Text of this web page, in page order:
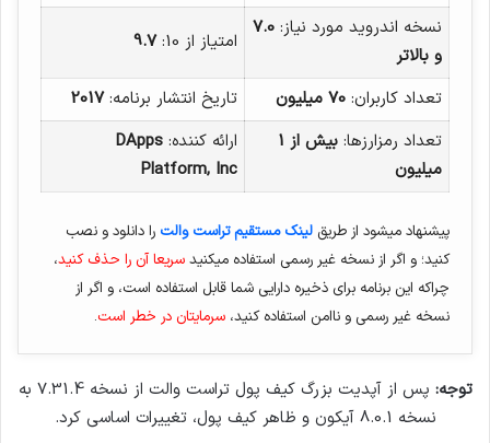
نسخه اندروید مورد نیاز: 7.0
و بالاتر
امتیاز از 10: 9.7
تعداد کاربران: 70 میلیون تاریخ انتشار برنامه:2017
تعداد رمزارزها:
بیش از 1
میلیون
ارائه کننده: DApps
Platform, Inc
پیشنهاد میشود از طریق لینک مستقیم تراست والت را دانلود و نصب
کنید؛ و اگر از نسخه غیر رسمی استفاده میکنید سریعا آن را حذف کنید،
چراکه این برنامه برای ذخیره دارایی شما قابل استفاده است، و اگر از
نسخه غیر رسمی و ناامن استفاده کنید، سرمایتان در خطر است.
توجه:
پس از آپدیت بزرگ کیف پول تراست والت از نسخه 7.31.4 به
نسخه 8.0.1 آیکون و ظاهر کیف پول، تغییرات اساسی کرد.